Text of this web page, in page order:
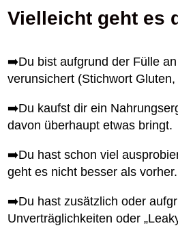
Vielleicht geht es
➡️Du bist aufgrund der Fülle
verunsichert (Stichwort
➡️Du kaufst dir ein
davon überhaupt etwas bringt.
➡️Du hast schon viel
geht es nicht besser als vorher.
➡️Du hast zusätzlich oder
Unverträglichkeiten oder